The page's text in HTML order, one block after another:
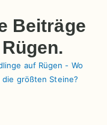
Beiträge